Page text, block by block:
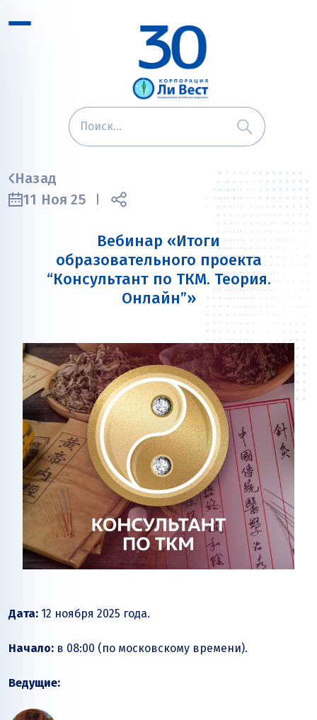
Назад
11 Ноя 25
Вебинар «Итоги
образовательного проекта
“Консультант по ТКМ. Теория.
Онлайн”»
Дата: 12 ноября 2025 года.
Начало: в 08:00 (по московскому времени).
Ведущие: